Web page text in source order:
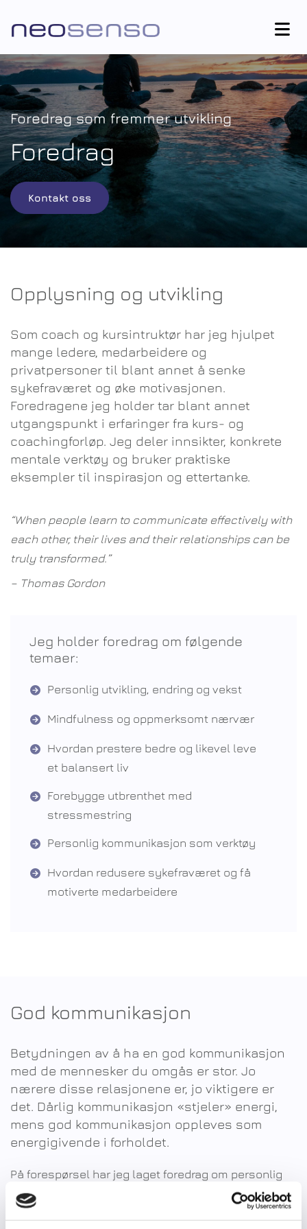
Foredrag som fremmer utvikling
Foredrag
Kontakt oss
Opplysning og utvikling
Som coach og kursintruktør har jeg hjulpet
mange ledere, medarbeidere og
privatpersoner til blant annet å senke
sykefraværet og øke motivasjonen.
Foredragene jeg holder tar blant annet
utgangspunkt i erfaringer fra kurs- og
coachingforløp. Jeg deler innsikter, konkrete
mentale verktøy og bruker praktiske
eksempler til inspirasjon og ettertanke.
“When people learn to communicate effectively with
each other, their lives and their relationships can be
truly transformed.”
– Thomas Gordon
Jeg holder foredrag om følgende
temaer:
Personlig utvikling, endring og vekst
Mindfulness og oppmerksomt nærvær
Hvordan prestere bedre og likevel leve
et balansert liv
Forebygge utbrenthet med
stressmestring
Personlig kommunikasjon som verktøy
Hvordan redusere sykefraværet og få
motiverte medarbeidere
God kommunikasjon
Betydningen av å ha en god kommunikasjon
med de mennesker du omgås er stor. Jo
nærere disse relasjonene er, jo viktigere er
det. Dårlig kommunikasjon «stjeler» energi,
mens god kommunikasjon oppleves som
energigivende i forholdet.
På forespørsel har jeg laget foredrag om personlig
kommunikasjon som verktøy, som jeg etter hvert har
tilpasset ulike grupper som har vært opptatt av og